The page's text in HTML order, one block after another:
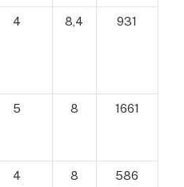
4 8,4 931
5 8 1661
4 8 586